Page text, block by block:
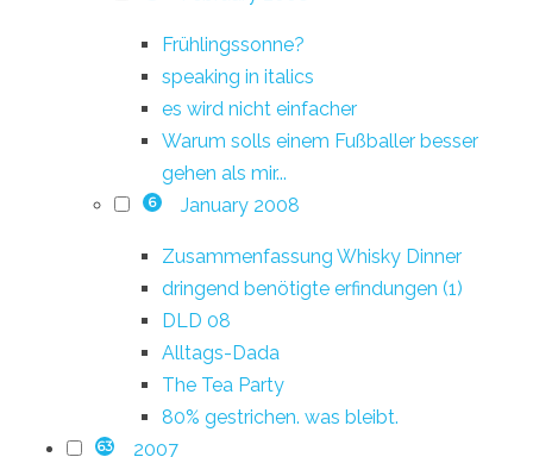
Frühlingssonne?
speaking in italics
es wird nicht einfacher
Warum solls einem Fußballer besser
gehen als mir...
6 January 2008
Zusammenfassung Whisky Dinner
dringend benötigte erfindungen (1)
DLD 08
Alltags-Dada
The Tea Party
80% gestrichen. was bleibt.
63 2007